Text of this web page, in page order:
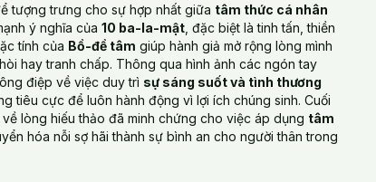
tượng trưng cho sự hợp nhất giữa tâm thức cá nhân
ý nghĩa của10 ba-la-mật , đặc biệt là tinh tấn, thiền
tính của Bồ-đề tâm giúp hành giả mở rộng lòng mình
hay tranh chấp. Thông qua hình ảnh các ngón tay
điệp về việc duy trì sự sáng suốt và tình thương
tiêu cực để luôn hành động vì lợi ích chúng sinh. Cuối
lòng hiếu thảo đã minh chứng cho việc áp dụng tâm
hóa nỗi sợ hãi thành sự bình an cho người thân trong